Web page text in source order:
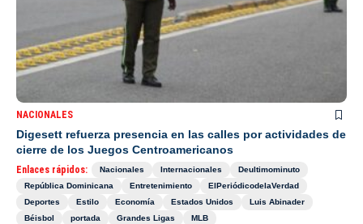
NACIONALES
Digesett refuerza presencia en las calles por actividades de
cierre de los Juegos Centroamericanos
Enlaces rápidos: Nacionales Internacionales
Deultimominuto
República Dominicana
Entretenimiento
ElPeriódicodelaVerdad
Deportes
Estilo Economía Estados Unidos
Luis Abinader
Béisbol
portada Grandes Ligas MLB